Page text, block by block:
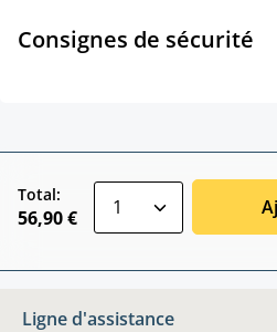
Consignes de sécurité
Total:
56,90 €
Ligne d'assistance